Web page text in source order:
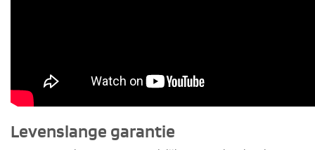
Levenslange garantie